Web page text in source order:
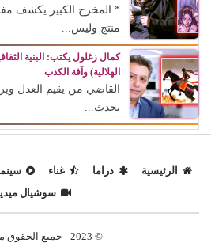
* المخرج الكبير يكشف
منتج وليس...
الهلالية) وآفة الكذب
القاضي من يقيم العدل
يحدث...
الرئيسية دراما غناء
سوشيال
© 2023 - جميع الحقوق محفوظة.